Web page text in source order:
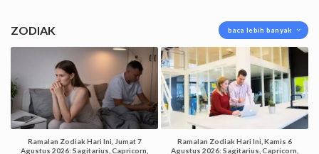
ZODIAK baca lebih banyak
Ramalan Zodiak Hari Ini, Jumat 7
Agustus 2026: Sagitarius, Capricorn,
Ramalan Zodiak Hari Ini, Kamis 6
Agustus 2026: Sagitarius, Capricorn,